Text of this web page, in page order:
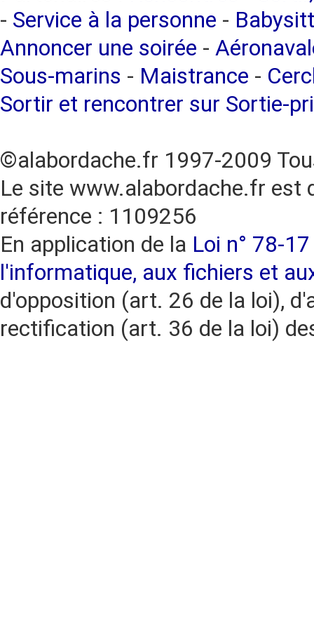
- Service à la personne -
Annoncer une soirée -
Sous-marins - Maistrance -
Sortir et rencontrer sur Sortie-
©alabordache.fr 1997-2009
Le site www.alabordache.fr est
référence : 1109256
En application de la Loi n° 78-
l'informatique, aux fichiers et
d'opposition (art. 26 de la loi),
rectification (art. 36 de la loi)